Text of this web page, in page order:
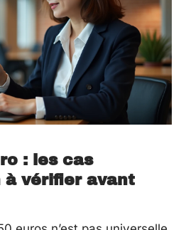
: les cas
à vérifier avant